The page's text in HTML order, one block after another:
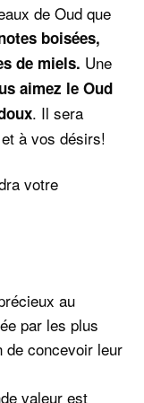
de Oud que
boisées,
de miels. Une
aimez le Oud
. Il sera
à vos désirs!
votre
au
par les plus
de concevoir leur
valeur est